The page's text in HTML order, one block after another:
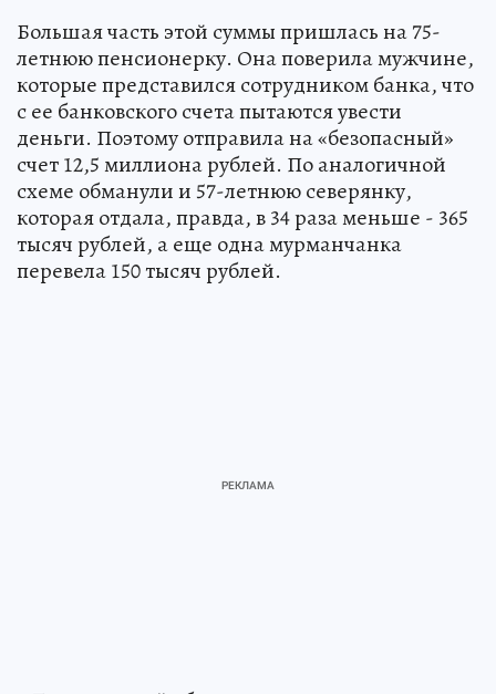
Большая часть этой суммы пришлась на 75-
летнюю пенсионерку. Она поверила мужчине,
которые представился сотрудником банка, что
с ее банковского счета пытаются увести
деньги. Поэтому отправила на «безопасный»
счет 12,5 миллиона рублей. По аналогичной
схеме обманули и 57-летнюю северянку,
которая отдала, правда, в 34 раза меньше - 365
тысяч рублей, а еще одна мурманчанка
перевела 150 тысяч рублей.